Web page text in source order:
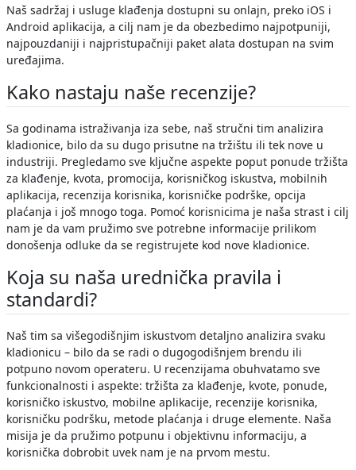
Naš sadržaj i usluge klađenja dostupni su onlajn, preko iOS i
Android aplikacija, a cilj nam je da obezbedimo najpotpuniji,
najpouzdaniji i najpristupačniji paket alata dostupan na svim
uređajima.
Kako nastaju naše recenzije?
Sa godinama istraživanja iza sebe, naš stručni tim analizira
kladionice, bilo da su dugo prisutne na tržištu ili tek nove u
industriji. Pregledamo sve ključne aspekte poput ponude tržišta
za klađenje, kvota, promocija, korisničkog iskustva, mobilnih
aplikacija, recenzija korisnika, korisničke podrške, opcija
plaćanja i još mnogo toga. Pomoć korisnicima je naša strast i cilj
nam je da vam pružimo sve potrebne informacije prilikom
donošenja odluke da se registrujete kod nove kladionice.
Koja su naša urednička pravila i
standardi?
Naš tim sa višegodišnjim iskustvom detaljno analizira svaku
kladionicu – bilo da se radi o dugogodišnjem brendu ili
potpuno novom operateru. U recenzijama obuhvatamo sve
funkcionalnosti i aspekte: tržišta za klađenje, kvote, ponude,
korisničko iskustvo, mobilne aplikacije, recenzije korisnika,
korisničku podršku, metode plaćanja i druge elemente. Naša
misija je da pružimo potpunu i objektivnu informaciju, a
korisnička dobrobit uvek nam je na prvom mestu.